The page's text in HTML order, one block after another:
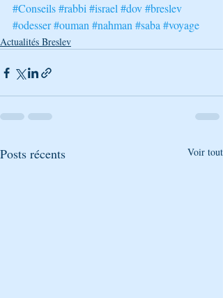
#Conseils#rabbi #israel #dov#breslev
#odesser#ouman #nahman #saba #voyage
Actualités Breslev
Posts récents Voir tout